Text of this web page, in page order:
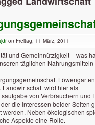
on Freitag, 11 März, 2011
und Gemeinnützigkeit – was
täglichen Nahrungsmitteln
Landwirtschaft wird hier als
von Verbrauchern und
die Interessen beider Seiten
werden. Neben ökologischen
Aspekte eine Rolle.